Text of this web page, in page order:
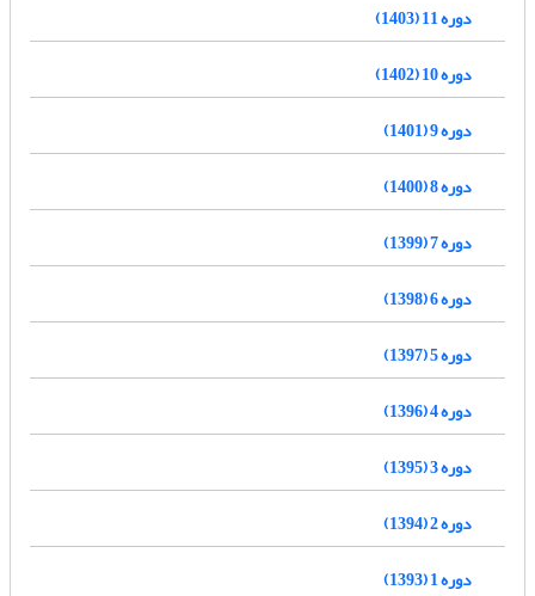
دوره 11 (1403)
دوره 10 (1402)
دوره 9 (1401)
دوره 8 (1400)
دوره 7 (1399)
دوره 6 (1398)
دوره 5 (1397)
دوره 4 (1396)
دوره 3 (1395)
دوره 2 (1394)
دوره 1 (1393)